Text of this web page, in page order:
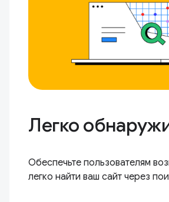
Легко
Обеспечьте пользователям
легко найти ваш сайт через